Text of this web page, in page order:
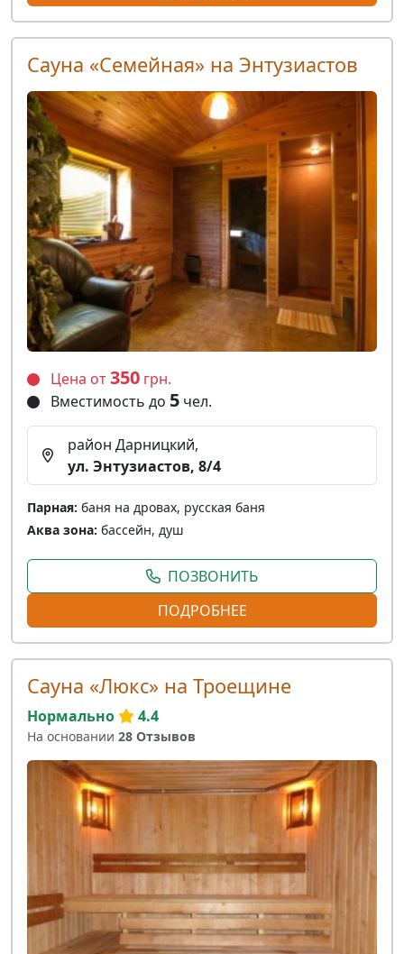
Сауна «Семейная» на Энтузиастов
Цена от350 грн.
Вместимость до 5 чел.
район Дарницкий,
ул. Энтузиастов, 8/4
Парная: баня на дровах, русская баня
Аква зона: бассейн, душ
ПОЗВОНИТЬ
ПОДРОБНЕЕ
Сауна «Люкс» на Троещине
Нормально 4.4
На основании 28 Отзывов